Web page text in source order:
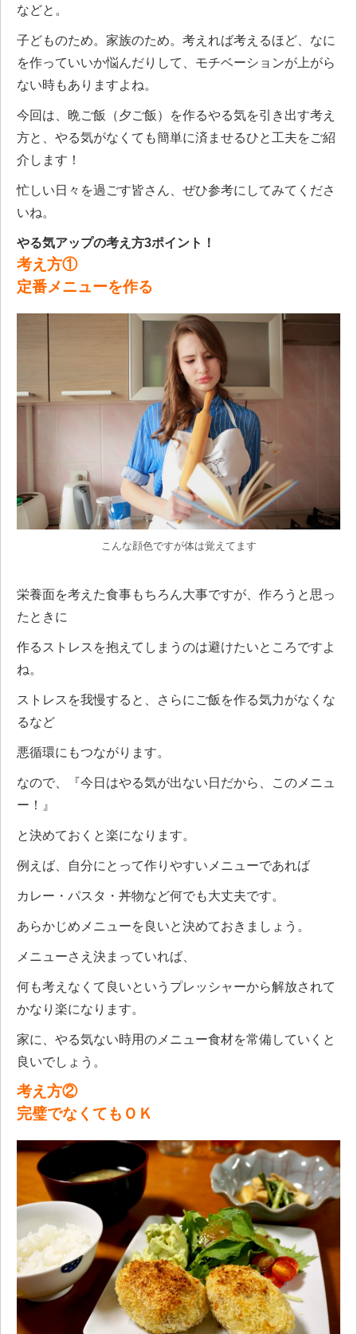
などと。
子どものため。家族のため。考えれば考えるほど、なに
を作っていいか悩んだりして、モチベーションが上がら
ない時もありますよね。
今回は、晩ご飯（夕ご飯）を作るやる気を引き出す考え
方と、やる気がなくても簡単に済ませるひと工夫をご紹
介します！
忙しい日々を過ごす皆さん、ぜひ参考にしてみてくださ
いね。
やる気アップの考え方3ポイント！
考え方①
定番メニューを作る
こんな顔色ですが体は覚えてます
栄養面を考えた食事もちろん大事ですが、作ろうと思っ
たときに
作るストレスを抱えてしまうのは避けたいところですよ
ね。
ストレスを我慢すると、さらにご飯を作る気力がなくな
るなど
悪循環にもつながります。
なので、『今日はやる気が出ない日だから、このメニュ
ー！』
と決めておくと楽になります。
例えば、自分にとって作りやすいメニューであれば
カレー・パスタ・丼物など何でも大丈夫です。
あらかじめメニューを良いと決めておきましょう。
メニューさえ決まっていれば、
何も考えなくて良いというプレッシャーから解放されて
かなり楽になります。
家に、やる気ない時用のメニュー食材を常備していくと
良いでしょう。
考え方②
完璧でなくてもＯＫ